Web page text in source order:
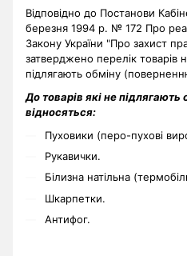
Відповідно до Постанови
березня 1994 р. № 172 Про
Закону України "Про захист
затверджено перелік товарів
підлягають обміну
До товарів які не
відносяться:
Пуховики (перо-пухові
Рукавички.
Білизна натільна
Шкарпетки.
Антифог.